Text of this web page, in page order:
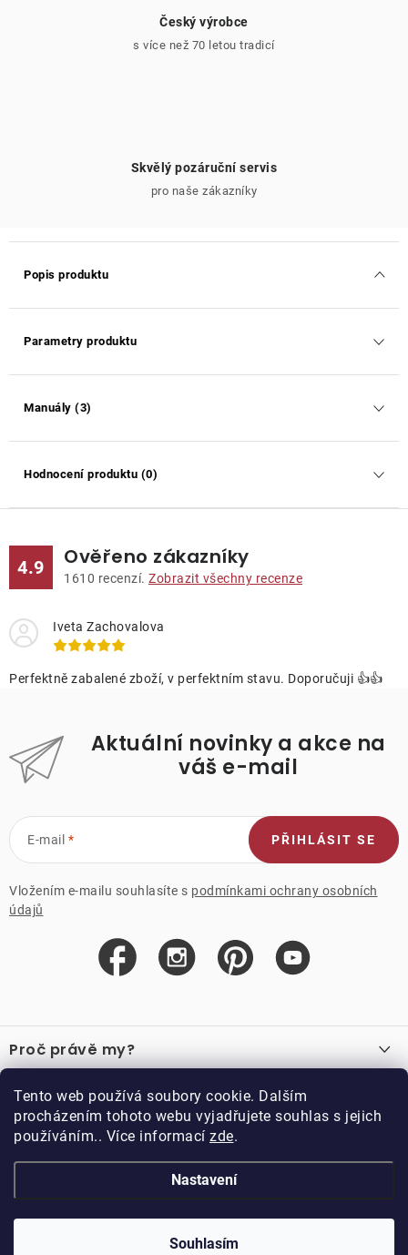
Tento web používá soubory cookie. Dalším
procházením tohoto webu vyjadřujete souhlas s jejich
používáním.. Více informací zde.
Nastavení
Souhlasím
Český výrobce
s více než 70 letou tradicí
Skvělý pozáruční servis
pro naše zákazníky
Popis produktu
Parametry produktu
Manuály (3)
Hodnocení produktu (0)
4.9 Ověřeno zákazníky
1610 recenzí. Zobrazit všechny recenze
Iveta Zachovalova
Perfektně zabalené zboží, v perfektním stavu. Doporučuji 👍👍
Aktuální novinky a akce na
váš e-mail
E-mail
Vložením e-mailu souhlasíte s podmínkami ochrany osobních
údajů
PŘIHLÁSIT SE
á
p
a
Proč právě my?
Recenze
Důležité odkazy
Velkoobchod
Vzorková prodejna
Kariéra
Blog
O nákupu
Obchodní podmínky
Podmínky věrnostního programu
Doppler CZ spol. s.r.o.,
DOPPLER CZ spol. s r.o.. Všechna práva vyhrazena.